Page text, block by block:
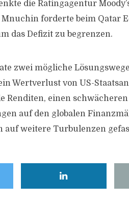
die Ratingagentur
forderte beim Qatar
das Defizit zu begrenzen.
zwei mögliche
Wertverlust von US-
Renditen, einen
auf den globalen
auf weitere Turbulenzen